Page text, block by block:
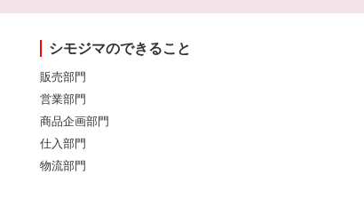
シモジマのできること
販売部門
営業部門
商品企画部門
仕入部門
物流部門